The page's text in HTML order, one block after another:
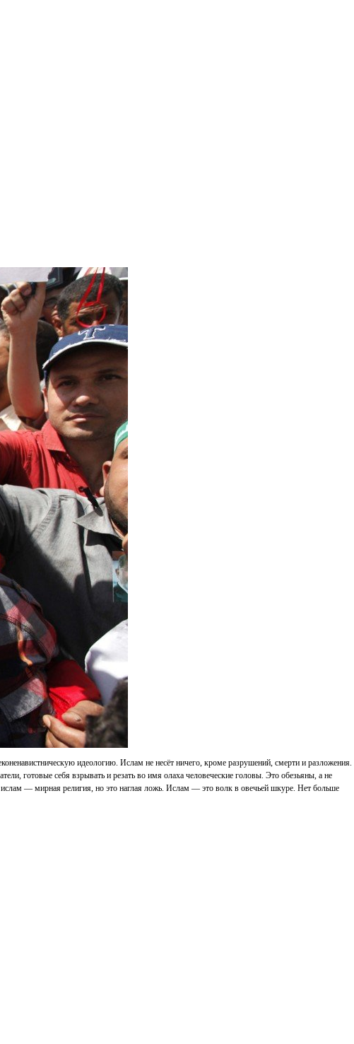
идеологию. Ислам не несёт ничего, кроме разрушений, смерти и разложения.
готовые себя взрывать и резать во имя олаха человеческие головы. Это обезьяны, а не
ислам — мирная религия, но это наглая ложь. Ислам — это волк в овечьей шкуре. Нет больше